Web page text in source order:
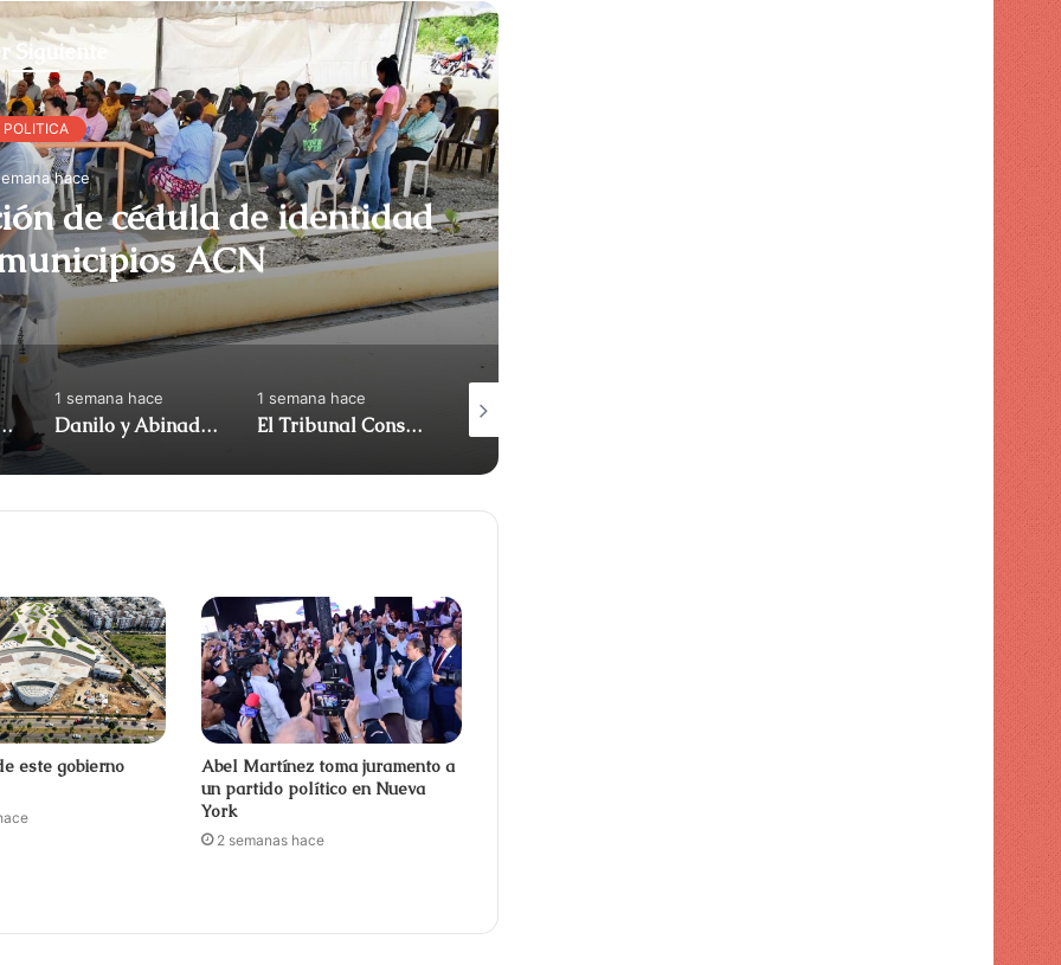
Siguiente
POLITICA
hace
de cédula de identidad
en algunos municipios ACN
1 semana hace
Dirección de FP retiró
Gonzalo Castillo y anunció | ACN
1 semana hace
Danilo y Abinadar: atrapados en su propia reforma (Me gusta) | ACN
1 semana hace
El Tribunal Constitucional anuló el decreto sobre la venta de alcohol
este gobierno
Abel Martínez toma juramento a
un partido político en Nueva
York
2 semanas hace